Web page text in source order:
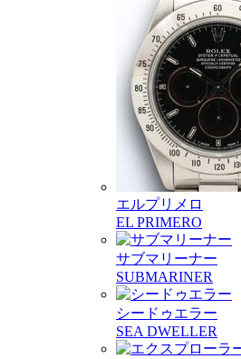
エルプリメロ
EL PRIMERO
サブマリーナー
SUBMARINER
シードゥエラー
SEA DWELLER